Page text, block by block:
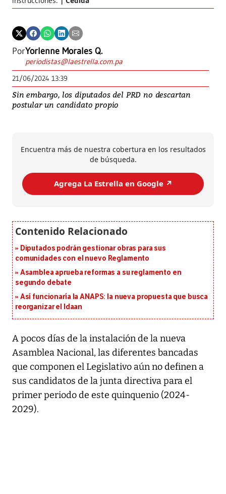
PorYorlenne Morales Q.
periodistas@laestrella.com.pa
21/06/2024 13:39
Sin embargo, los diputados del PRD no descartan
postular un candidato propio
Encuentra más de nuestra cobertura en los resultados
de búsqueda.
Agrega La Estrella en Google ↗️
Diputados podrán gestionar obras para sus
comunidades con el nuevo Reglamento
Asamblea aprueba reformas a su reglamento en
segundo debate
Así funcionaría la ANAPS: la nueva propuesta que busca
reorganizar el Idaan
A pocos días de la instalación de la nueva
Asamblea Nacional, las diferentes bancadas
que componen el Legislativo aún no definen a
sus candidatos de la junta directiva para el
primer periodo de este quinquenio (2024-
2029).